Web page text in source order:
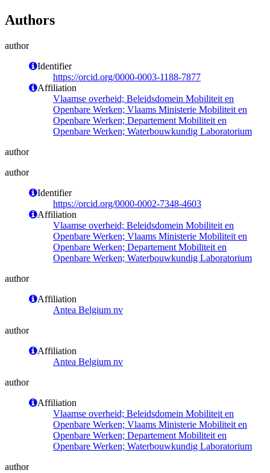
Authors
author
Identifier
https://orcid.org/0000-0003-1188-7877
Affiliation
Vlaamse overheid; Beleidsdomein Mobiliteit en
Openbare Werken; Vlaams Ministerie Mobiliteit en
Openbare Werken; Departement Mobiliteit en
Openbare Werken; Waterbouwkundig Laboratorium
author
author
Identifier
https://orcid.org/0000-0002-7348-4603
Affiliation
Vlaamse overheid; Beleidsdomein Mobiliteit en
Openbare Werken; Vlaams Ministerie Mobiliteit en
Openbare Werken; Departement Mobiliteit en
Openbare Werken; Waterbouwkundig Laboratorium
author
Affiliation
Antea Belgium nv
author
Affiliation
Antea Belgium nv
author
Affiliation
Vlaamse overheid; Beleidsdomein Mobiliteit en
Openbare Werken; Vlaams Ministerie Mobiliteit en
Openbare Werken; Departement Mobiliteit en
Openbare Werken; Waterbouwkundig Laboratorium
author